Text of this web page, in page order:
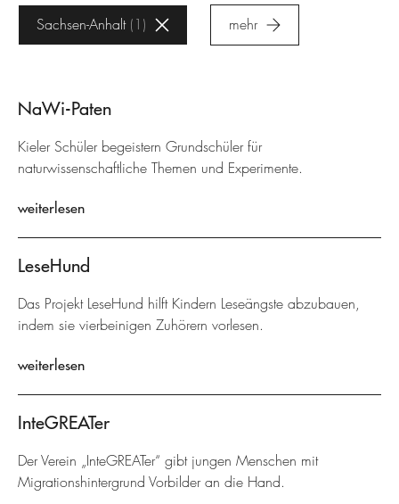
Sachsen-Anhalt 1 mehr
NaWi-Paten
Kieler Schüler begeistern Grundschüler für
naturwissenschaftliche Themen und Experimente.
weiterlesen
LeseHund
Das Projekt LeseHund hilft Kindern Leseängste abzubauen,
indem sie vierbeinigen Zuhörern vorlesen.
weiterlesen
InteGREATer
Der Verein „InteGREATer“ gibt jungen Menschen mit
Migrationshintergrund Vorbilder an die Hand.